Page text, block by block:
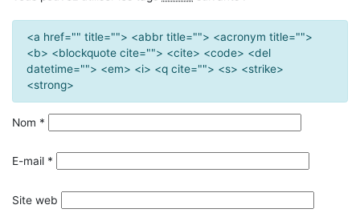
<a href="" title=""> <abbr title=""> <acronym title="">
<b> <blockquote cite=""> <cite> <code> <del
datetime=""> <em> <i> <q cite=""> <s> <strike>
<strong>
Nom *
E-mail *
Site web